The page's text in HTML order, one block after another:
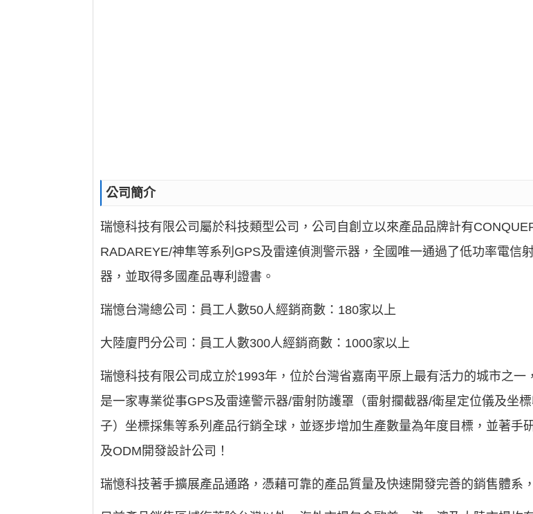
公司簡介
瑞憶科技有限公司屬於科技類型公司，公司自創立以來產品品牌計有
RADAREYE/神隼等系列GPS及雷達偵測警示器，全國唯一通過了低功率電信
器，並取得多國產品專利證書。
瑞憶台灣總公司：員工人數50人經銷商數：180家以上
大陸廈門分公司：員工人數300人經銷商數：1000家以上
瑞憶科技有限公司成立於1993年，位於台灣省嘉南平原上最有活力的城市之一
是一家專業從事GPS及雷達警示器/雷射防護罩（雷射攔截器/衛星定位儀及坐
子）坐標採集等系列產品行銷全球，並逐步增加生產數量為年度目標，並著手
及ODM開發設計公司！
瑞憶科技著手擴展產品通路，憑藉可靠的產品質量及快速開發完善的銷售體系